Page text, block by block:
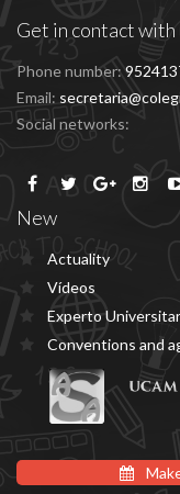
Get in contact with
Phone number:
Email:
Social networks:
New
Actuality
Vídeos
Experto
Conventions and